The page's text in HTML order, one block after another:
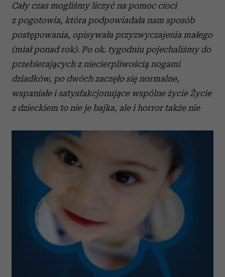
Cały czas mogliśmy liczyć na pomoc cioci
z pogotowia, która podpowiadała nam sposób
postępowania, opisywała przyzwyczajenia małego
(miał ponad rok). Po ok. tygodniu pojechaliśmy do
przebierających z niecierpliwością nogami
dziadków, po dwóch zaczęło się normalne,
wspaniałe i satysfakcjonujące wspólne życie Życie
z dzieckiem to nie je bajka, ale i horror także nie